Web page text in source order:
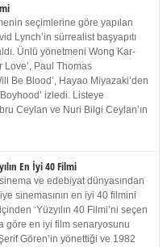
seçimlerine göre yapılan
Lynch’in sürrealist başyapıtı
Ünlü yönetmeni Wong Kar-
Love’, Paul Thomas
Be Blood’, Hayao Miyazaki’den
izledi. Listeye
Ceylan ve Nuri Bilgi Ceylan’ın
En İyi 40 Filmi
ve edebiyat dünyasından
sinemasının en iyi 40 filmini
‘Yüzyılın 40 Filmi’ni seçen
göre en iyi film senaryosunu
Gören’in yönettiği ve 1982